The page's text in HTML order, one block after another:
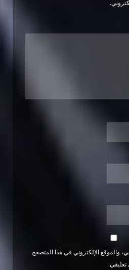
والموقع الإلكتروني في هذا المتصفح
تعليقي.